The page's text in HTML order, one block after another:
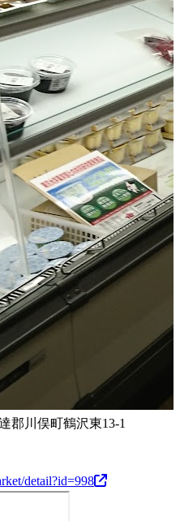
郡川俣町鶴沢東13-1
detail?id=998